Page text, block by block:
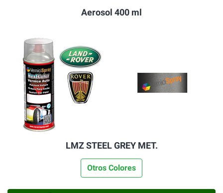
Aerosol 400 ml
LMZ STEEL GREY MET.
Otros Colores